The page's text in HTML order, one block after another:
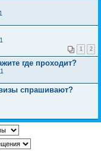
1 2
где проходит?
спрашивают?